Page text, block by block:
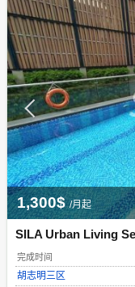
SILA Urban Living
完成时间
胡志明三区
1,300$ /月起